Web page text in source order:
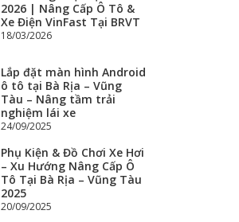
2026 | Nâng Cấp Ô Tô &
Xe Điện VinFast Tại BRVT
18/03/2026
Lắp đặt màn hình Android
ô tô tại Bà Rịa – Vũng
Tàu – Nâng tầm trải
nghiệm lái xe
24/09/2025
Phụ Kiện & Đồ Chơi Xe Hơi
– Xu Hướng Nâng Cấp Ô
Tô Tại Bà Rịa – Vũng Tàu
2025
20/09/2025